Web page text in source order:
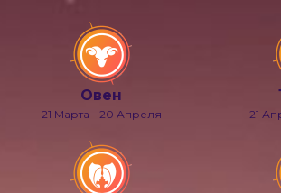
Овен
21 Марта - 20 Апреля 21